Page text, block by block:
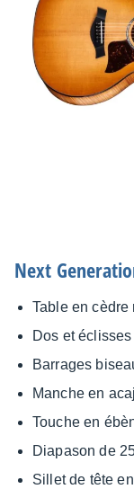
Next
Table en cèdre
Dos et
Barrages
Manche en
Touche en
Diapa­son de
Sillet de tête